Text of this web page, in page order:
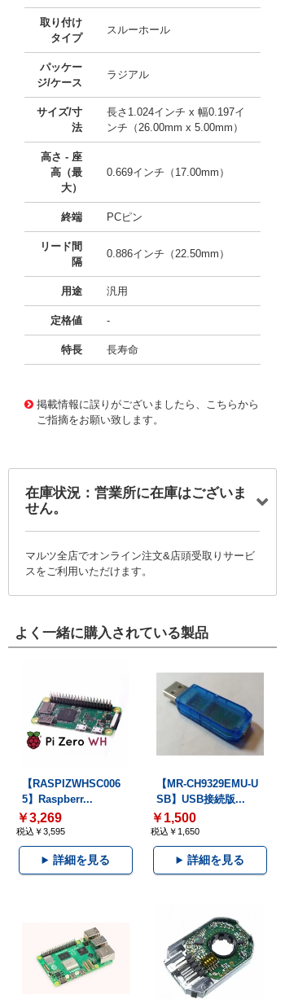
取り付け
タイプ
スルーホール
パッケー
ジ/ケース
ラジアル
サイズ/寸
法
長さ1.024インチ x 幅0.197イ
ンチ（26.00mm x 5.00mm）
高さ - 座
高（最
大）
0.669インチ（17.00mm）
終端 PCピン
リード間
隔
0.886インチ（22.50mm）
用途 汎用
定格値 -
特長 長寿命
掲載情報に誤りがございましたら、こちらから
ご指摘をお願い致します。
在庫状況：営業所に在庫はございま
せん。
マルツ全店でオンライン注文&店頭受取りサービ
スをご利用いただけます。
よく一緒に購入されている製品
【RASPIZWHSC006
5】Raspberr...
￥3,269
税込￥3,595
詳細を見る
【MR-CH9329EMU-U
SB】USB接続版...
￥1,500
税込￥1,650
詳細を見る